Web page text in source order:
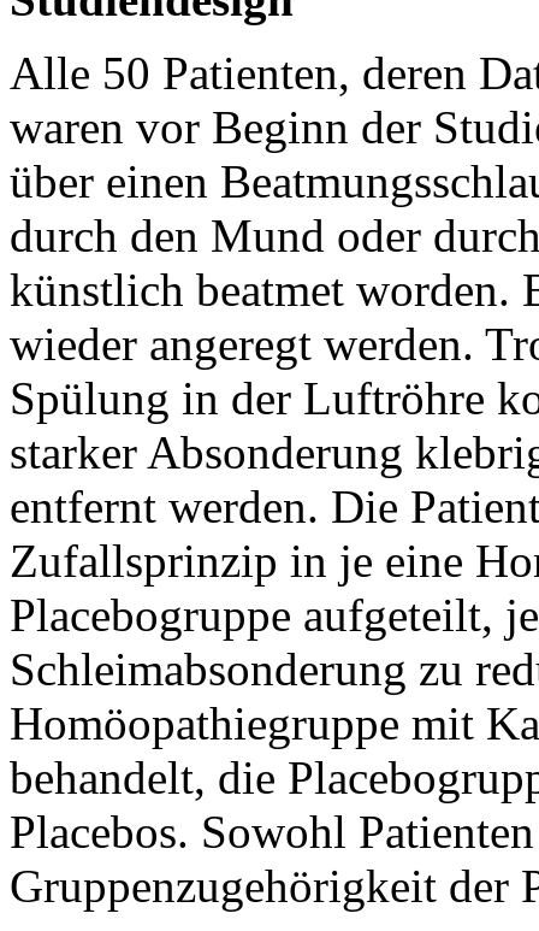
Alle 50 Patienten, deren
waren vor Beginn der
über einen
durch den Mund oder
künstlich beatmet worden.
wieder angeregt werden.
Spülung in der Luftröhre
starker Absonderung
entfernt werden. Die
Zufallsprinzip in je eine
Placebogruppe aufgeteilt,
Schleimabsonderung zu
Homöopathiegruppe mit
behandelt, die
Placebos. Sowohl
Gruppenzugehörigkeit der